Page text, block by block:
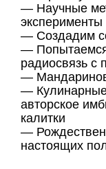
— Научные
эксперименты
— Создадим
—
радиосвязь с
—
—
авторское
калитки
—
настоящих